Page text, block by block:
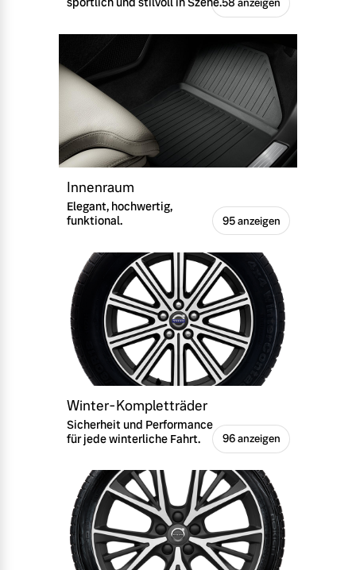
58 anzeigen
Innenraum
Elegant, hochwertig,
funktional.
95 anzeigen
Winter-Kompletträder
Sicherheit und Performance
für jede winterliche Fahrt.
96 anzeigen